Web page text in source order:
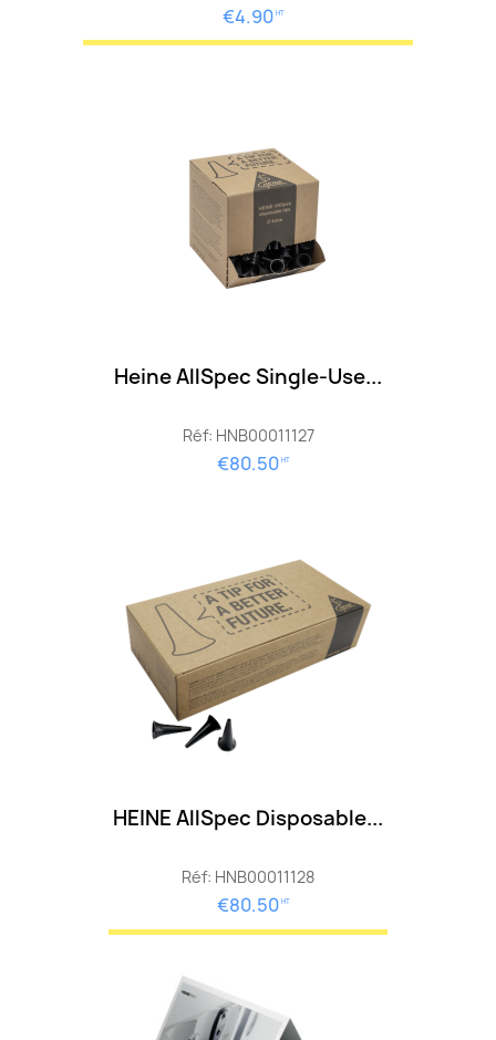
€4.90 HT
Heine AllSpec Single-Use...
Réf: HNB00011127
€80.50 HT
HEINE AllSpec Disposable...
Réf: HNB00011128
€80.50 HT